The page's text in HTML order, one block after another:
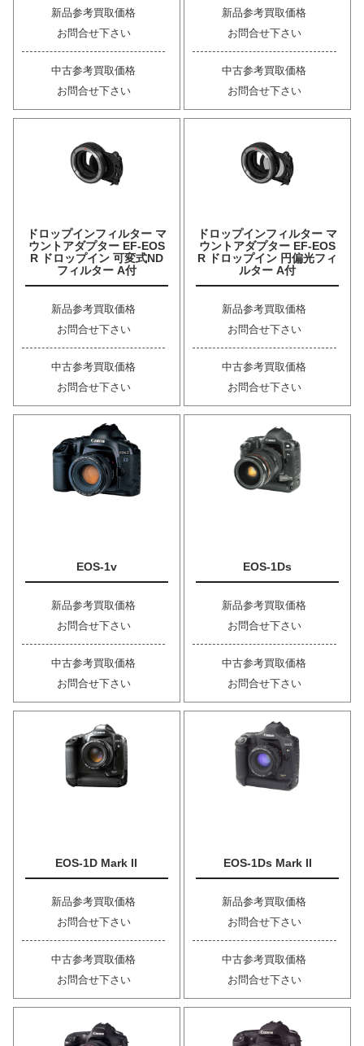
新品参考買取価格
お問合せ下さい
中古参考買取価格
お問合せ下さい
新品参考買取価格
お問合せ下さい
中古参考買取価格
お問合せ下さい
ドロップインフィルター マ
ウントアダプター EF-EOS
R ドロップイン 可変式ND
フィルター A付
新品参考買取価格
お問合せ下さい
中古参考買取価格
お問合せ下さい
ドロップインフィルター マ
ウントアダプター EF-EOS
R ドロップイン 円偏光フィ
ルター A付
新品参考買取価格
お問合せ下さい
中古参考買取価格
お問合せ下さい
EOS-1v
新品参考買取価格
お問合せ下さい
中古参考買取価格
お問合せ下さい
EOS-1Ds
新品参考買取価格
お問合せ下さい
中古参考買取価格
お問合せ下さい
EOS-1D Mark II
新品参考買取価格
お問合せ下さい
中古参考買取価格
お問合せ下さい
EOS-1Ds Mark II
新品参考買取価格
お問合せ下さい
中古参考買取価格
お問合せ下さい